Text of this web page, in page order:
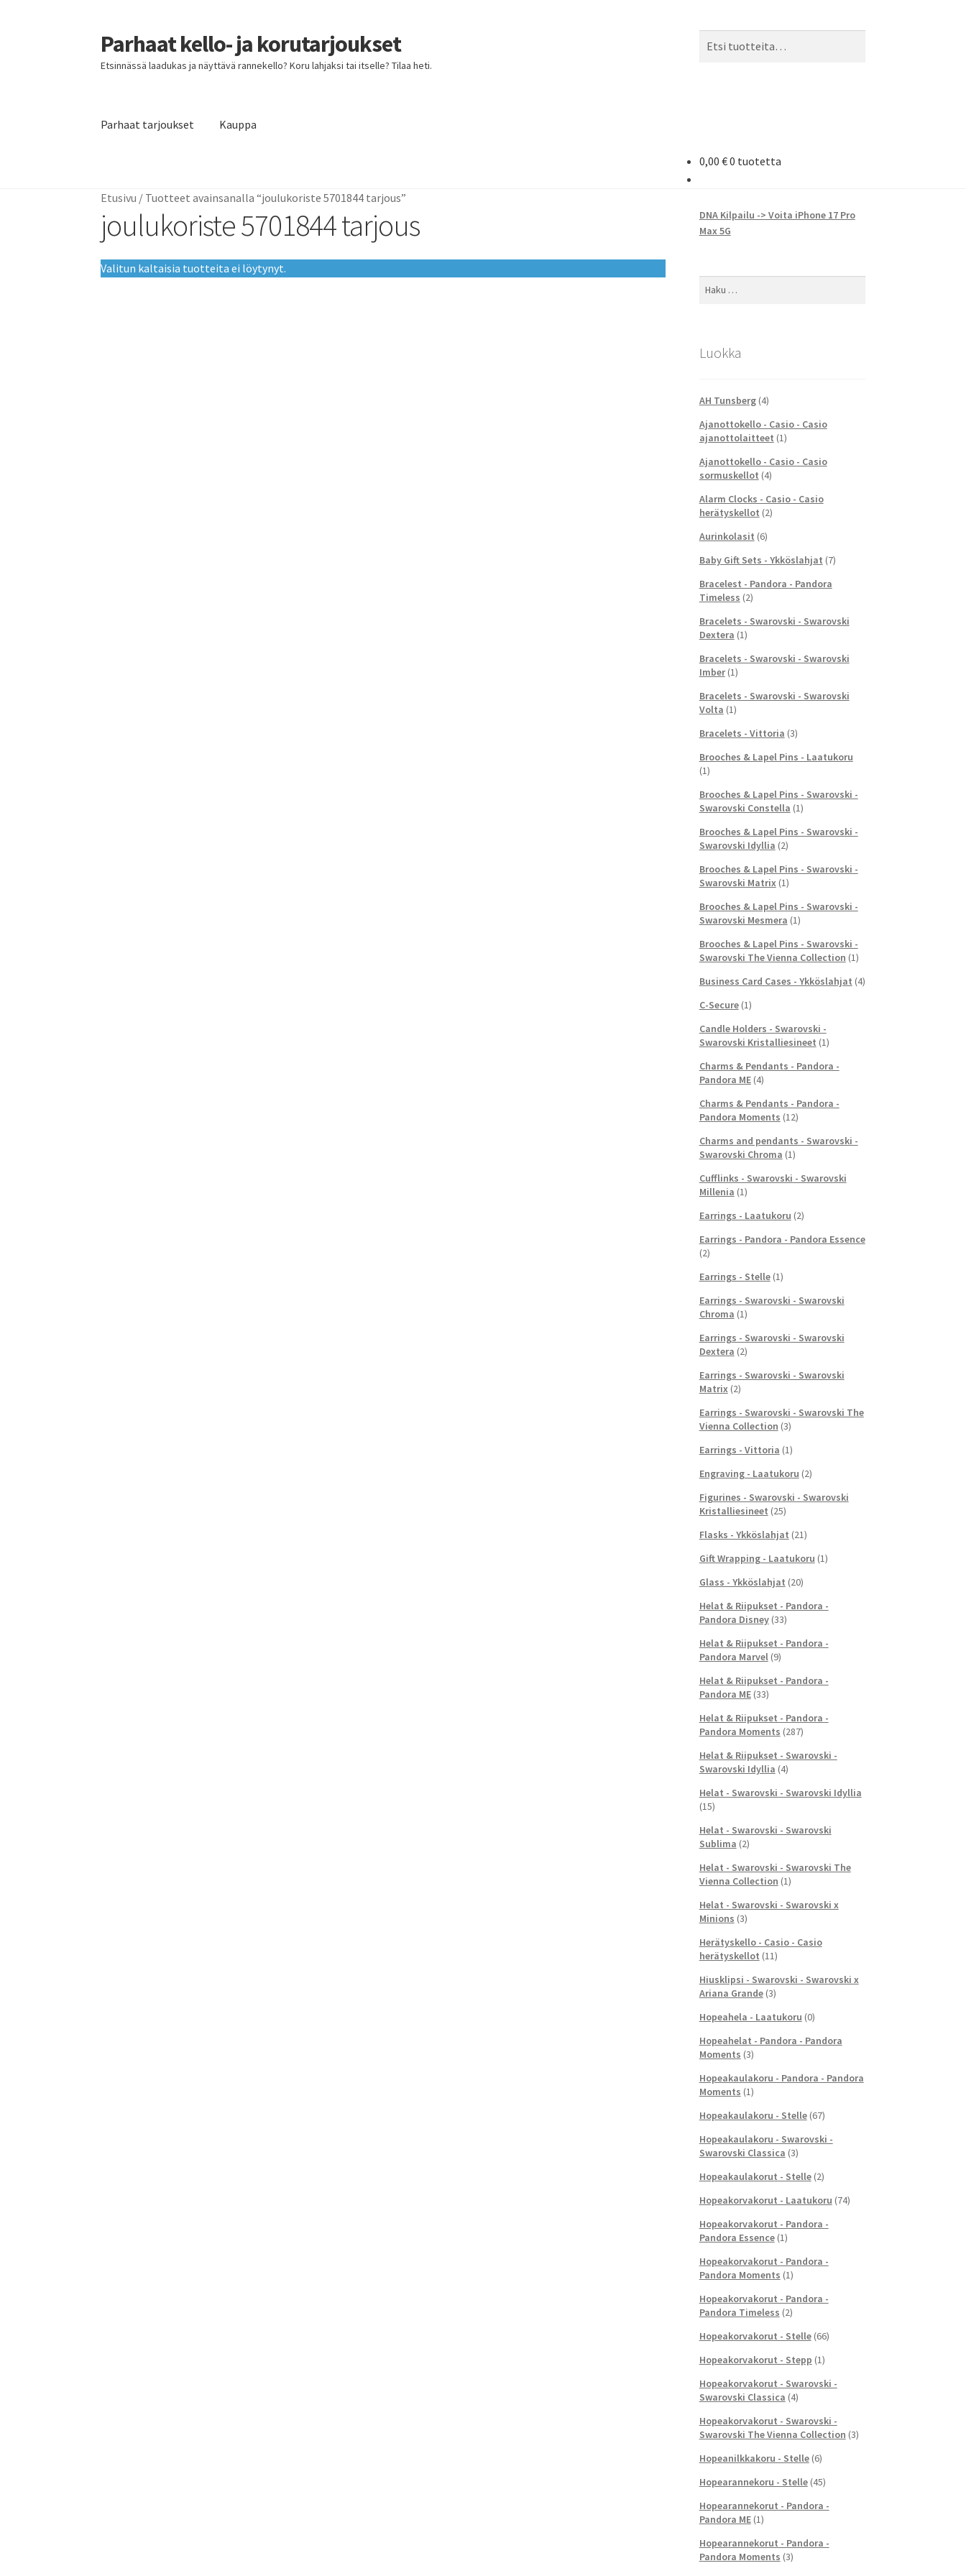
Siirry
navigointiin
Siirry
sisältöön
Parhaat kello- ja korutarjoukset
Etsinnässä laadukas ja näyttävä rannekello? Koru lahjaksi tai itselle? Tilaa heti.
Parhaat tarjoukset Kauppa
0,00 €0 tuotetta
Etusivu / Tuotteet avainsanalla “joulukoriste 5701844 tarjous”
joulukoriste 5701844 tarjous
Valitun kaltaisia tuotteita ei löytynyt.
DNA Kilpailu -> Voita iPhone 17 Pro
Max 5G
Haku:
Luokka
AH Tunsberg (4)
Ajanottokello - Casio - Casio
ajanottolaitteet (1)
Ajanottokello - Casio - Casio
sormuskellot (4)
Alarm Clocks - Casio - Casio
herätyskellot (2)
Aurinkolasit (6)
Baby Gift Sets - Ykköslahjat (7)
Bracelest - Pandora - Pandora
Timeless (2)
Bracelets - Swarovski - Swarovski
Dextera (1)
Bracelets - Swarovski - Swarovski
Imber (1)
Bracelets - Swarovski - Swarovski
Volta (1)
Bracelets - Vittoria (3)
Brooches & Lapel Pins - Laatukoru
(1)
Brooches & Lapel Pins - Swarovski -
Swarovski Constella (1)
Brooches & Lapel Pins - Swarovski -
Swarovski Idyllia (2)
Brooches & Lapel Pins - Swarovski -
Swarovski Matrix (1)
Brooches & Lapel Pins - Swarovski -
Swarovski Mesmera (1)
Brooches & Lapel Pins - Swarovski -
Swarovski The Vienna Collection (1)
Business Card Cases - Ykköslahjat (4)
C-Secure (1)
Candle Holders - Swarovski -
Swarovski Kristalliesineet (1)
Charms & Pendants - Pandora -
Pandora ME (4)
Charms & Pendants - Pandora -
Pandora Moments (12)
Charms and pendants - Swarovski -
Swarovski Chroma (1)
Cufflinks - Swarovski - Swarovski
Millenia (1)
Earrings - Laatukoru (2)
Earrings - Pandora - Pandora Essence
(2)
Earrings - Stelle (1)
Earrings - Swarovski - Swarovski
Chroma (1)
Earrings - Swarovski - Swarovski
Dextera (2)
Earrings - Swarovski - Swarovski
Matrix (2)
Earrings - Swarovski - Swarovski The
Vienna Collection (3)
Earrings - Vittoria (1)
Engraving - Laatukoru (2)
Figurines - Swarovski - Swarovski
Kristalliesineet (25)
Flasks - Ykköslahjat (21)
Gift Wrapping - Laatukoru (1)
Glass - Ykköslahjat (20)
Helat & Riipukset - Pandora -
Pandora Disney (33)
Helat & Riipukset - Pandora -
Pandora Marvel (9)
Helat & Riipukset - Pandora -
Pandora ME (33)
Helat & Riipukset - Pandora -
Pandora Moments (287)
Helat & Riipukset - Swarovski -
Swarovski Idyllia (4)
Helat - Swarovski - Swarovski Idyllia
(15)
Helat - Swarovski - Swarovski
Sublima (2)
Helat - Swarovski - Swarovski The
Vienna Collection (1)
Helat - Swarovski - Swarovski x
Minions (3)
Herätyskello - Casio - Casio
herätyskellot (11)
Hiusklipsi - Swarovski - Swarovski x
Ariana Grande (3)
Hopeahela - Laatukoru (0)
Hopeahelat - Pandora - Pandora
Moments (3)
Hopeakaulakoru - Pandora - Pandora
Moments (1)
Hopeakaulakoru - Stelle (67)
Hopeakaulakoru - Swarovski -
Swarovski Classica (3)
Hopeakaulakorut - Stelle (2)
Hopeakorvakorut - Laatukoru (74)
Hopeakorvakorut - Pandora -
Pandora Essence (1)
Hopeakorvakorut - Pandora -
Pandora Moments (1)
Hopeakorvakorut - Pandora -
Pandora Timeless (2)
Hopeakorvakorut - Stelle (66)
Hopeakorvakorut - Stepp (1)
Hopeakorvakorut - Swarovski -
Swarovski Classica (4)
Hopeakorvakorut - Swarovski -
Swarovski The Vienna Collection (3)
Hopeanilkkakoru - Stelle (6)
Hopearannekoru - Stelle (45)
Hopearannekorut - Pandora -
Pandora ME (1)
Hopearannekorut - Pandora -
Pandora Moments (3)